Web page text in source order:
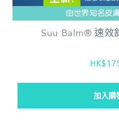
Suu Balm® 速效